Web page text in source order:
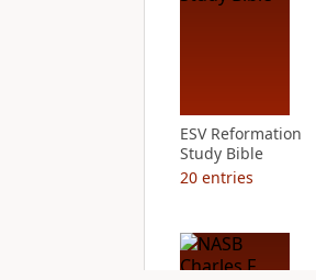
ESV Reformation
Study Bible
20 entries